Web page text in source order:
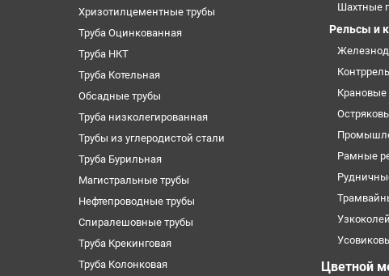
Хризотилцементные трубы
Труба Оцинкованная
Труба НКТ
Труба Котельная
Обсадные трубы
Труба низколегированная
Трубы из углеродистой стали
Труба Бурильная
Магистральные трубы
Нефтепроводные трубы
Спиралешовные трубы
Труба Крекинговая
Труба Колонковая
Шахтные
Рельсы и
Крановые
Рамные
Цветной